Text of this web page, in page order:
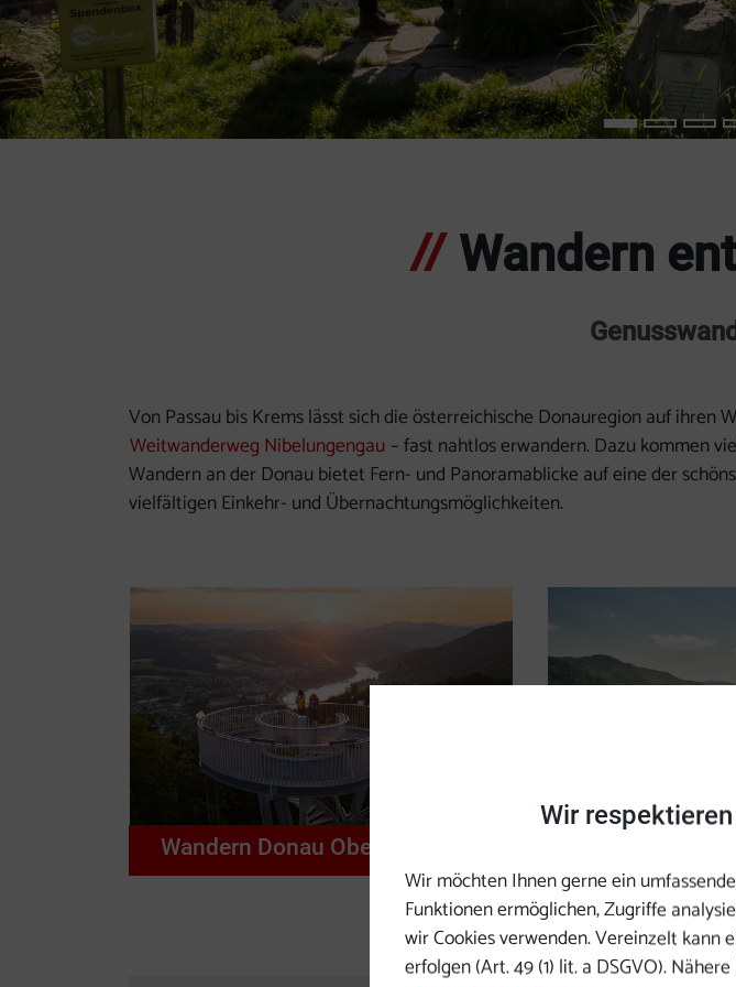
Element 1Element 2Element 3Element 4Element 5Element 6Element 7
Wandern
Von Passau bis Krems lässt sich die österreichische Donauregion auf ihren
Weitwanderweg Nibelungengau – fast nahtlos erwandern. Dazu kommen
Wandern an der Donau bietet Fern- und Panoramablicke auf eine der
vielfältigen Einkehr- und Übernachtungsmöglichkeiten.
Wandern Donau Oberösterreich
Wir
Wir möchten Ihnen gerne ein
Funktionen ermöglichen, Zugriffe
wir Cookies verwenden. Vereinzelt
erfolgen (Art. 49 (1) lit. a DSGVO).